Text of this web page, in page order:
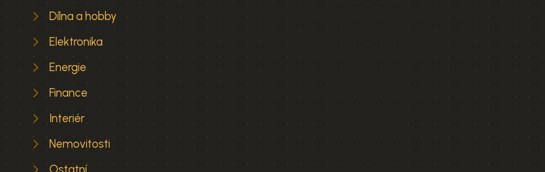
Dílna a hobby
Elektronika
Energie
Finance
Interiér
Nemovitosti